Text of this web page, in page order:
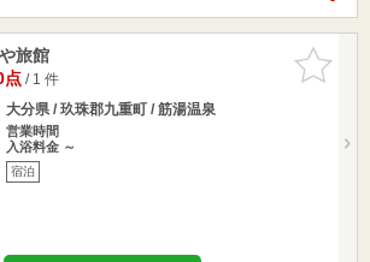
お気に入
りに追加
旅館
点/ 1 件
大分県 / 玖珠郡九重町 / 筋湯温泉
営業時間
入浴料金 ～
宿泊